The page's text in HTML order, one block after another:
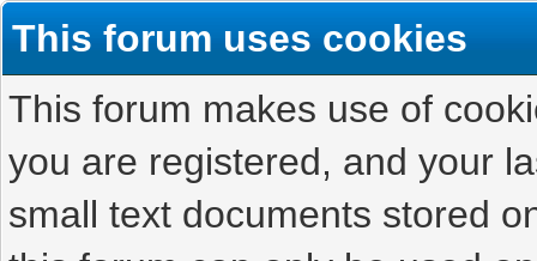
This forum uses cookies
This forum makes use of
you are registered, and your
small text documents stored